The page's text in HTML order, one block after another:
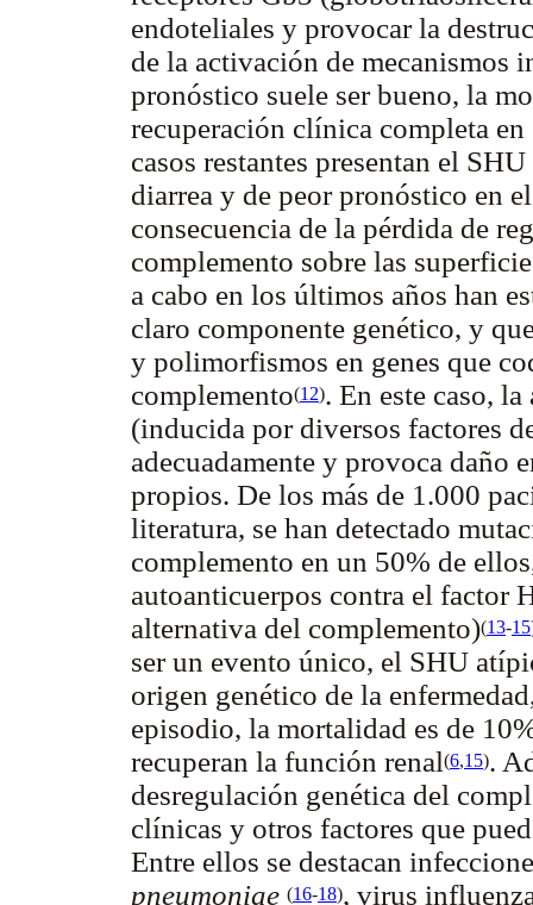
endoteliales y provocar la
de la activación de mecanismos
pronóstico suele ser bueno, la
recuperación clínica completa
casos restantes presentan el
diarrea y de peor pronóstico en
consecuencia de la pérdida de
complemento sobre las
a cabo en los últimos años han
claro componente genético, y
y polimorfismos en genes que
complemento(12). En este caso,
(inducida por diversos factores
adecuadamente y provoca daño
propios. De los más de 1.000
literatura, se han detectado
complemento en un 50% de
autoanticuerpos contra el factor
alternativa del complemento)(13-15
ser un evento único, el SHU
origen genético de la
episodio, la mortalidad es de
recuperan la función renal(6,15).
desregulación genética del
clínicas y otros factores que
Entre ellos se destacan
pneumoniae (16-18), virus